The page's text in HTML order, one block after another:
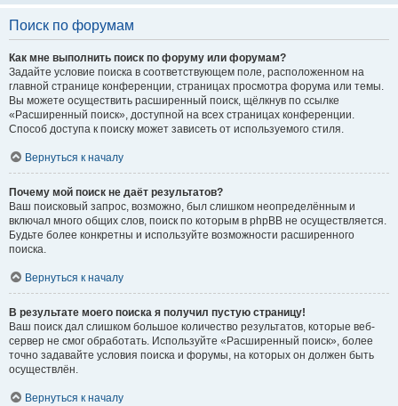
Поиск по форумам
Как мне выполнить поиск по форуму или форумам?
Задайте условие поиска в соответствующем поле, расположенном на
главной странице конференции, страницах просмотра форума или темы.
Вы можете осуществить расширенный поиск, щёлкнув по ссылке
«Расширенный поиск», доступной на всех страницах конференции.
Способ доступа к поиску может зависеть от используемого стиля.
Вернуться к началу
Почему мой поиск не даёт результатов?
Ваш поисковый запрос, возможно, был слишком неопределённым и
включал много общих слов, поиск по которым в phpBB не осуществляется.
Будьте более конкретны и используйте возможности расширенного
поиска.
Вернуться к началу
В результате моего поиска я получил пустую страницу!
Ваш поиск дал слишком большое количество результатов, которые веб-
сервер не смог обработать. Используйте «Расширенный поиск», более
точно задавайте условия поиска и форумы, на которых он должен быть
осуществлён.
Вернуться к началу